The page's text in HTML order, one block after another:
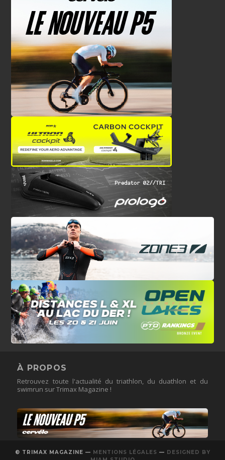
À PROPOS
Retrouvez toute l'actualité du triathlon, du duathlon et du
swimrun sur Trimax Magazine !
© TRIMAX MAGAZINE — MENTIONS LÉGALES — DESIGNED BY